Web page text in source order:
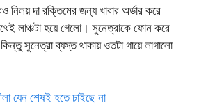
নিলয় দা রক্তিমের জন্য খাবার অর্ডার করে
লাঞ্চটা হয়ে গেলো। সুনেত্রাকে ফোন করে
সুনেত্রা ব্যস্ত থাকায় ওতটা গায়ে লাগালো
যেন শেষই হতে চাইছে না